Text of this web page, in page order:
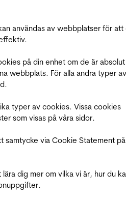
användas av webbplatser för att
på din enhet om de är absolut
webbplats. För alla andra typer av
typer av cookies. Vissa cookies
som visas på våra sidor.
samtycke via Cookie Statement
dig mer om vilka vi är, hur du